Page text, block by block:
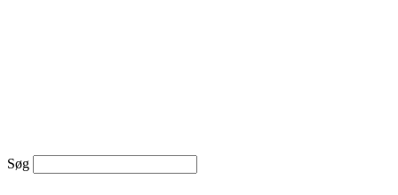
Søg